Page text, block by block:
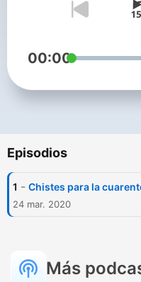
00:00
Episodios
1 - Chistes para la
24 mar. 2020
Más